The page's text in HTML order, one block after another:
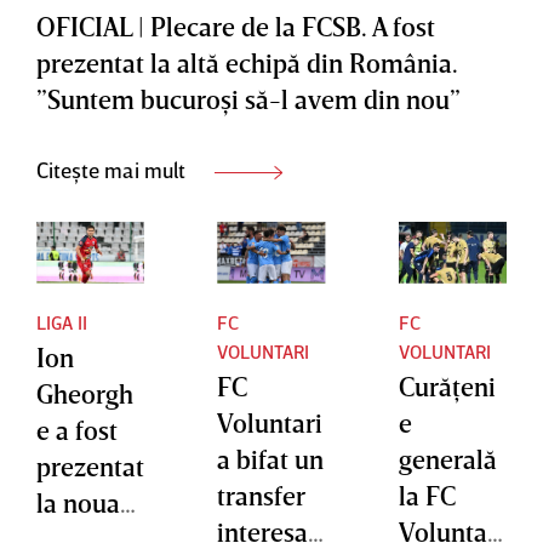
OFICIAL | Plecare de la FCSB. A fost
prezentat la altă echipă din România.
”Suntem bucuroşi să-l avem din nou”
Citește mai mult
LIGA II
Ion
Gheorgh
e a fost
prezentat
la noua
FC
VOLUNTARI
FC
Voluntari
a bifat un
transfer
interesan
FC
VOLUNTARI
Curăţeni
e
generală
la FC
Voluntari